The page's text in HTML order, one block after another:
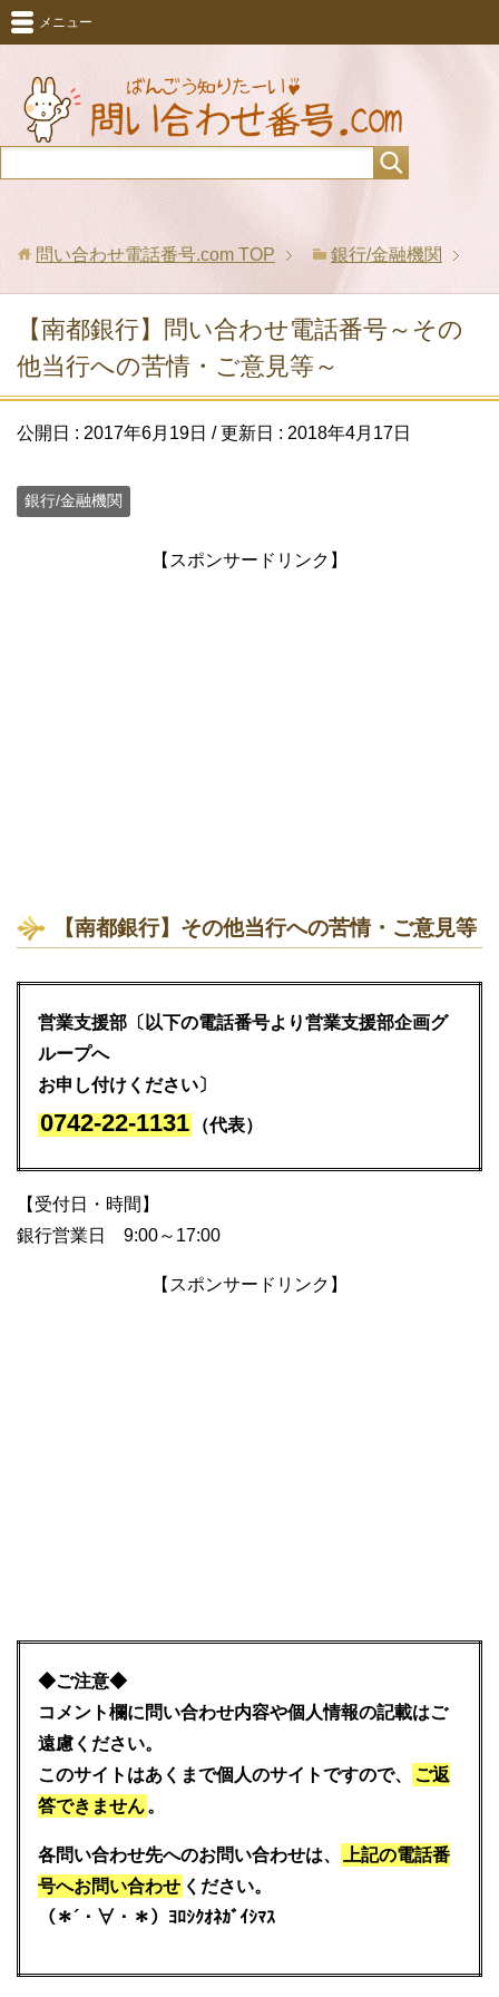
メニュー
問い合わせ電話番号.com TOP 銀行/金融機関
【南都銀行】問い合わせ電話番号～その
他当行への苦情・ご意見等～
公開日 : 2017年6月19日 / 更新日 : 2018年4月17日
銀行/金融機関
【スポンサードリンク】
【南都銀行】その他当行への苦情・ご意見等
営業支援部〔以下の電話番号より営業支援部企画グ
ループへ
お申し付けください〕
0742-22-1131 （代表）
【受付日・時間】
銀行営業日 9:00～17:00
【スポンサードリンク】
◆ご注意◆
コメント欄に問い合わせ内容や個人情報の記載はご
遠慮ください。
このサイトはあくまで個人のサイトですので、
ご返
答できません。
各問い合わせ先へのお問い合わせは、
上記の電話番
号へお問い合わせ ください。
（＊´・∀・＊）ﾖﾛｼｸｵﾈｶﾞｲｼﾏｽ